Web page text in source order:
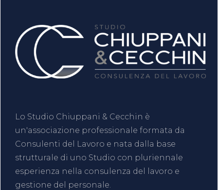
Lo Studio Chiuppani & Cecchin è
un'associazione professionale formata da
Consulenti del Lavoro e nata dalla base
strutturale di uno Studio con pluriennale
esperienza nella consulenza del lavoro e
gestione del personale.